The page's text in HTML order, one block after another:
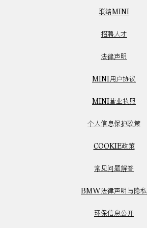
联络MINI
招聘人才
法律声明
MINI用户协议
MINI营业执照
个人信息保护政策
COOKIE政策
常见问题解答
BMW法律声明与隐私
环保信息公开